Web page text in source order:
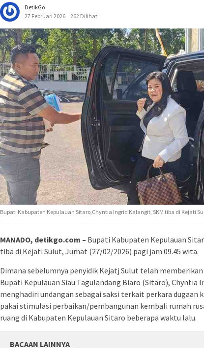
DetikGo
27 Februari 2026
262 Dilihat
Bupati Kabupaten Kepulauan Sitaro,Chyntia Ingrid Kalangit, SKM tiba di Kejati
MANADO, detikgo.com – Bupati Kabupaten Kepulauan
tiba di Kejati Sulut, Jumat (27/02/2026) pagi jam 09.45 wita.
Dimana sebelumnya penyidik Kejatj Sulut telah
Bupati Kepulauan Siau Tagulandang Biaro (Sitaro), Chyntia
menghadiri undangan sebagai saksi terkait perkara dugaan
pakai stimulasi perbaikan/pembangunan kembali rumah
ruang di Kabupaten Kepulauan Sitaro beberapa waktu lalu.
BACAAN LAINNYA